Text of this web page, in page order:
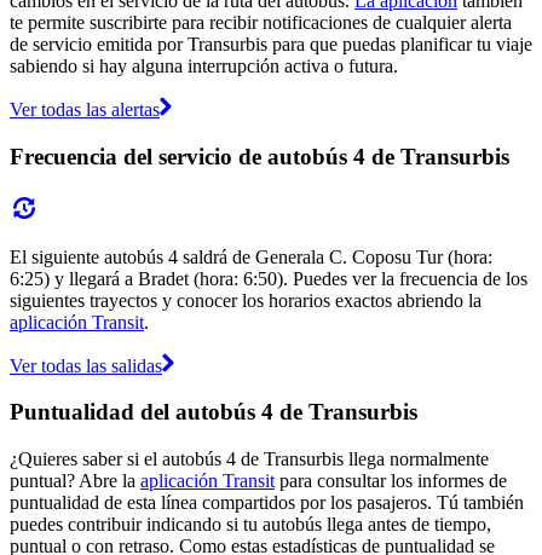
te permite suscribirte para recibir notificaciones de cualquier alerta
de servicio emitida por Transurbis para que puedas planificar tu viaje
sabiendo si hay alguna interrupción activa o futura.
Ver todas las alertas
Frecuencia del servicio de autobús 4 de Transurbis
El siguiente autobús 4 saldrá de Generala C. Coposu Tur (hora:
6:25) y llegará a Bradet (hora: 6:50). Puedes ver la frecuencia de los
siguientes trayectos y conocer los horarios exactos abriendo la
aplicación Transit.
Ver todas las salidas
Puntualidad del autobús 4 de Transurbis
¿Quieres saber si el autobús 4 de Transurbis llega normalmente
puntual? Abre la aplicación Transit para consultar los informes de
puntualidad de esta línea compartidos por los pasajeros. Tú también
puedes contribuir indicando si tu autobús llega antes de tiempo,
puntual o con retraso. Como estas estadísticas de puntualidad se